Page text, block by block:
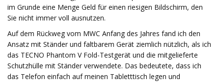
im Grunde eine Menge Geld für einen riesigen Bildschirm, den
Sie nicht immer voll ausnutzen.
Auf dem Rückweg vom MWC Anfang des Jahres fand ich den
Ansatz mit Ständer und faltbarem Gerät ziemlich nützlich, als ich
das TECNO Phantom V Fold-Testgerät und die mitgelieferte
Schutzhülle mit Ständer verwendete. Das bedeutete, dass ich
das Telefon einfach auf meinen Tabletttisch legen und